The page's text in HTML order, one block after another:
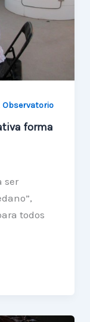
Observatorio
forma
ser
todos